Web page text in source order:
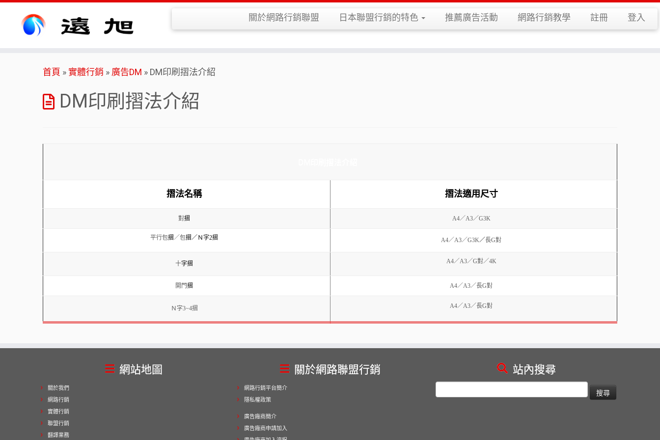
關於網路行銷聯盟 日本聯盟行銷的特色 推薦廣告活動 網路行銷教學 註冊 登入
首頁 » 實體行銷 » 廣告DM » DM印刷摺法介紹
DM印刷摺法介紹
摺法名稱 摺法適用尺寸
對摺 A4／A3／G3K
平行包摺／包摺／Ｎ字2摺 A4／A3／G3K／長G對
十字摺 A4／A3／G對／4K
開門摺 A4／A3／長G對
Ｎ字3~4摺 A4／A3／長G對
網站地圖
關於我們
網路行銷
實體行銷
聯盟行銷
翻譯業務
關於網路聯盟行銷
網路行銷平台簡介
隱私權政策
廣告廠商簡介
廣告廠商申請加入
站內搜尋
尋